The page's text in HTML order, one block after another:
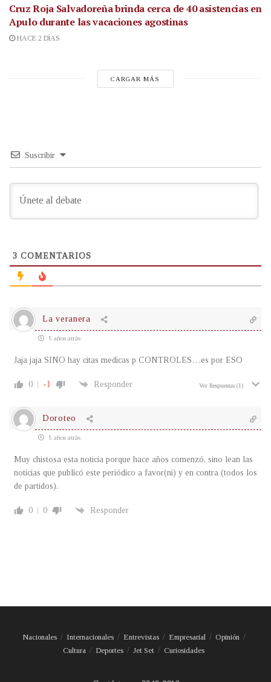
Cruz Roja Salvadoreña brinda cerca de 40 asistencias en
Apulo durante las vacaciones agostinas
HACE 2 DÍAS
CARGAR MÁS
Suscribir
3 COMENTARIOS
La veranera
5 años atrás
Jaja jaja SINO hay citas medicas p CONTROLES…es por ESO
0 -1 Responder Ver Respuestas (1)
Doroteo
5 años atrás
Muy chistosa esta noticia porque hace años comenzó, sino lean las
noticias que publicó este periódico a favor(ni) y en contra (todos los
de partidos).
0 0 Responder
Nacionales Internacionales Entrevistas Empresarial
Opinión
Cultura
Deportes Jet Set Curiosidades